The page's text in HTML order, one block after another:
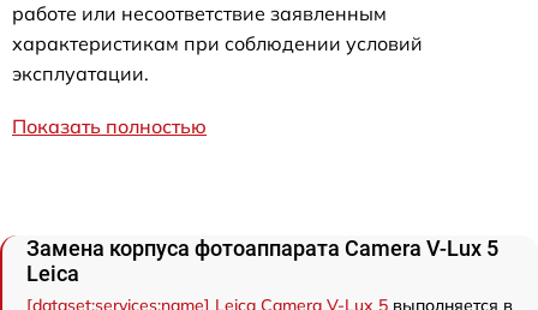
работе или несоответствие заявленным
характеристикам при соблюдении условий
эксплуатации.
Показать полностью
Замена корпуса фотоаппарата Camera V-Lux 5
Leica
[dataset:services:name] Leica Camera V-Lux 5 выполняется в